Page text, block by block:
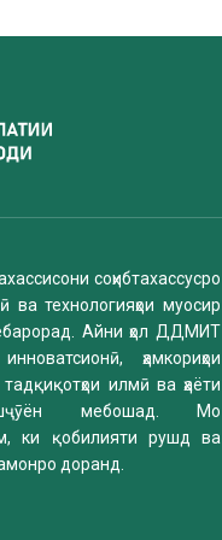
соҳибтахассусро
технологияҳои муосир
Айни ҳол ДДМИТ
ҳамкориҳои
илмӣ ва ҳаёти
мебошад. Мо
ки қобилияти рушд ва
доранд.